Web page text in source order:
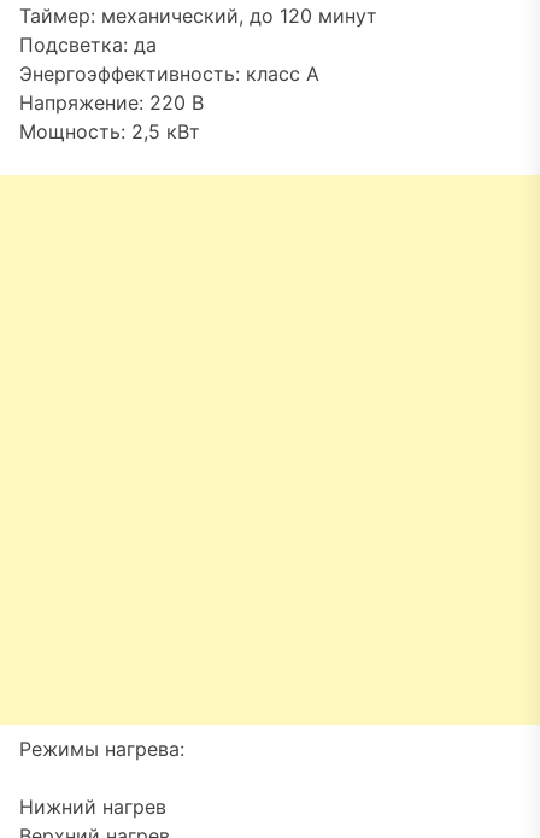
Таймер: механический, до 120 минут
Подсветка: да
Энергоэффективность: класс A
Напряжение: 220 В
Мощность: 2,5 кВт
Режимы нагрева:
Нижний нагрев